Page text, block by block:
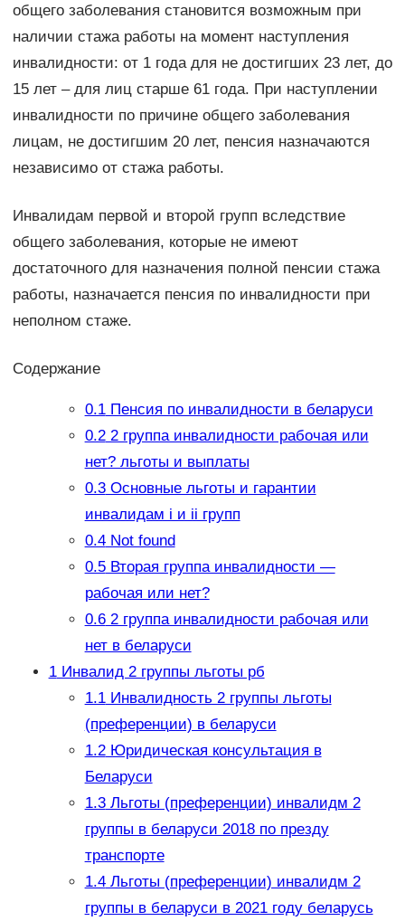
общего заболевания становится возможным при
наличии стажа работы на момент наступления
инвалидности: от 1 года для не достигших 23 лет, до
15 лет – для лиц старше 61 года. При наступлении
инвалидности по причине общего заболевания
лицам, не достигшим 20 лет, пенсия назначаются
независимо от стажа работы.
Инвалидам первой и второй групп вследствие
общего заболевания, которые не имеют
достаточного для назначения полной пенсии стажа
работы, назначается пенсия по инвалидности при
неполном стаже.
Содержание
0.1Пенсия по инвалидности в беларуси
0.22 группа инвалидности рабочая или
нет? льготы и выплаты
0.3Основные льготы и гарантии
инвалидам i и ii групп
0.4Not found
0.5Вторая группа инвалидности —
рабочая или нет?
0.62 группа инвалидности рабочая или
нет в беларуси
1Инвалид 2 группы льготы рб
1.1Инвалидность 2 группы льготы
(преференции) в беларуси
1.2Юридическая консультация в
Беларуси
1.3Льготы (преференции) инвалидм 2
группы в беларуси 2018 по презду
транспорте
1.4Льготы (преференции) инвалидм 2
группы в беларуси в 2021 году беларусь